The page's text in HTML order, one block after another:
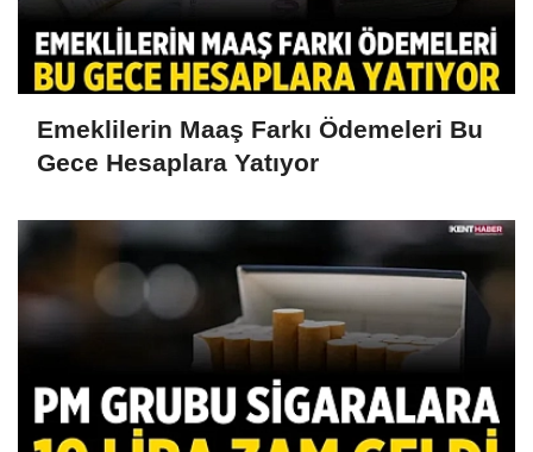
Emeklilerin Maaş Farkı Ödemeleri Bu
Gece Hesaplara Yatıyor